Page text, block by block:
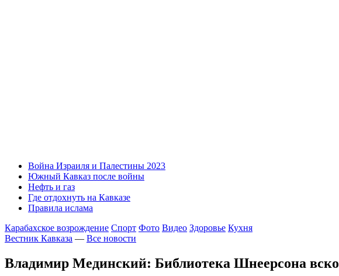
Война Израиля и Палестины 2023
Южный Кавказ после войны
Нефть и газ
Где отдохнуть на Кавказе
Правила ислама
Карабахское возрождение Спорт Фото Видео Здоровье Кухня
Вестник Кавказа — Все новости
Владимир Мединский: Библиотека Шнеерсона